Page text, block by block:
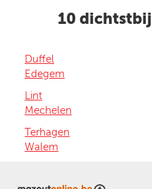
10
Duffel
Edegem
Lint
Mechelen
Terhagen
Walem